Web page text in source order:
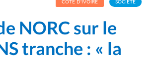
CÔTE D'IVOIRE SOCIÉTÉ
NORC sur le
tranche : « la